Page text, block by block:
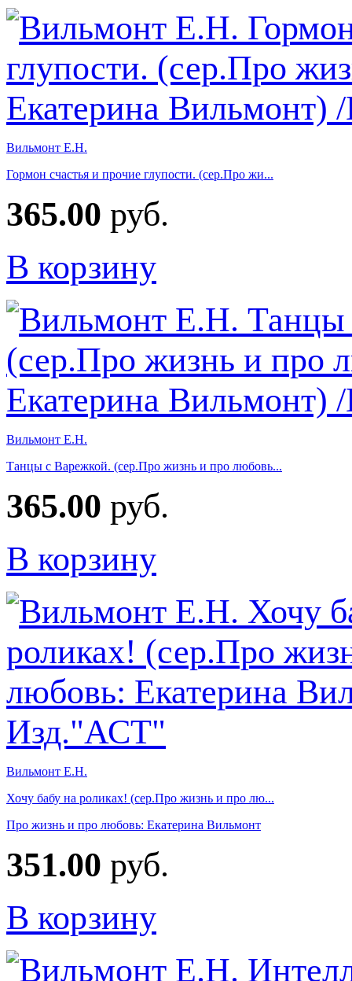
Вильмонт Е.Н.
Гормон счастья и прочие глупости. (сер.Про жи...
365.00 руб.
В корзину
Вильмонт Е.Н.
Танцы с Варежкой. (сер.Про жизнь и про любовь...
365.00 руб.
В корзину
Вильмонт Е.Н.
Хочу бабу на роликах! (сер.Про жизнь и про лю...
Про жизнь и про любовь: Екатерина Вильмонт
351.00 руб.
В корзину